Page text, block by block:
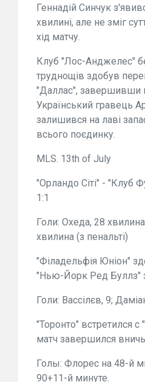
Геннадій Синчук
хвилині, але не зміг
хід матчу.
Клуб "Лос-Анджелес"
труднощів здобув
"Даллас", завершивши
Український гравець
залишився на лаві
всього поєдинку.
MLS. 13th of July
"Орландо Сіті" - "Клуб
1:1
Голи: Охеда, 28
хвилина (з пенальті)
"Філадельфія Юніон"
"Нью-Йорк Ред Буллз"
Голи: Вассілєв, 9;
"Торонто" встретился с
матч завершился
Голы: Флорес на 48-й
90+11-й минуте.